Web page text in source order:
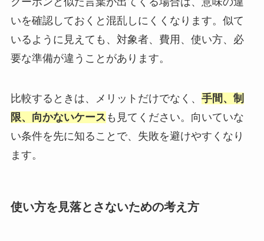
いを確認しておくと混乱しにくくなります。似て
いるように見えても、対象者、費用、使い方、必
要な準備が違うことがあります。
比較するときは、メリットだけでなく、 手間、制
限、向かないケース も見てください。向いていな
い条件を先に知ることで、失敗を避けやすくなり
ます。
使い方を見落とさないための考え方